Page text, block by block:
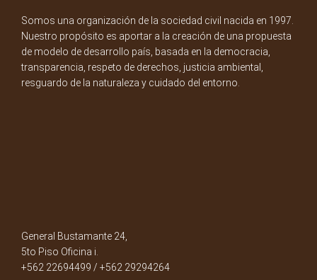
Somos una organización de la sociedad civil nacida en 1997.
Nuestro propósito es aportar a la creación de una propuesta
de modelo de desarrollo país, basada en la democracia,
transparencia, respeto de derechos, justicia ambiental,
resguardo de la naturaleza y cuidado del entorno.
General Bustamante 24,
5to Piso Oficina i.
+562 22694499 / +562 29294264